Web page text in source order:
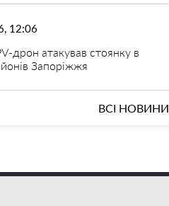
12:06
дрон атакував стоянку в
Запоріжжя
ВСІ НОВИНИ